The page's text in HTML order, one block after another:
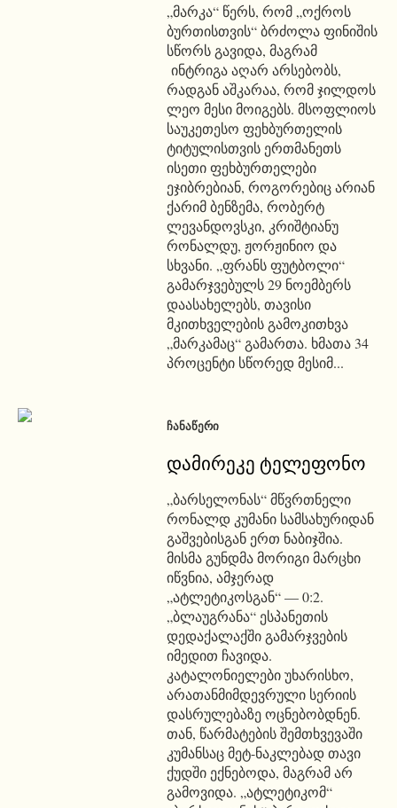
„მარკა“ წერს, რომ „ოქროს
ბურთისთვის“ ბრძოლა ფინიშის
სწორს გავიდა, მაგრამ
ინტრიგა აღარ არსებობს,
რადგან აშკარაა, რომ ჯილდოს
ლეო მესი მოიგებს. მსოფლიოს
საუკეთესო ფეხბურთელის
ტიტულისთვის ერთმანეთს
ისეთი ფეხბურთელები
ეჯიბრებიან, როგორებიც არიან
ქარიმ ბენზემა, რობერტ
ლევანდოვსკი, კრიშტიანუ
რონალდუ, ჟორჟინიო და
სხვანი. „ფრანს ფუტბოლი“
გამარჯვებულს 29 ნოემბერს
დაასახელებს, თავისი
მკითხველების გამოკითხვა
„მარკამაც“ გამართა. ხმათა 34
პროცენტი სწორედ მესიმ...
ᲩᲐᲜᲐᲬᲔᲠᲘ
დამირეკე ტელეფონო
„ბარსელონას“ მწვრთნელი
რონალდ კუმანი სამსახურიდან
გაშვებისგან ერთ ნაბიჯშია.
მისმა გუნდმა მორიგი მარცხი
იწვნია, ამჯერად
„ატლეტიკოსგან“ — 0:2.
„ბლაუგრანა“ ესპანეთის
დედაქალაქში გამარჯვების
იმედით ჩავიდა.
კატალონიელები უხარისხო,
არათანმიმდევრული სერიის
დასრულებაზე ოცნებობდნენ.
თან, წარმატების შემთხვევაში
კუმანსაც მეტ-ნაკლებად თავი
ქუდში ექნებოდა, მაგრამ არ
გამოვიდა. „ატლეტიკომ“